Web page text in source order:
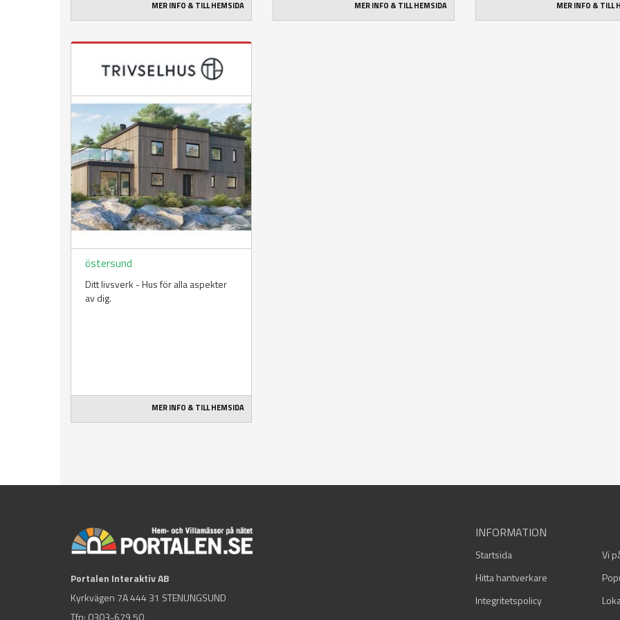
MER INFO & TILL HEMSIDA MER INFO & TILL HEMSIDA MER INFO & TILL
östersund
Ditt livsverk - Hus för alla aspekter
av dig.
MER INFO & TILL HEMSIDA
Portalen Interaktiv AB
Kyrkvägen 7A 444 31 STENUNGSUND
Tfn: 0303-679 50
INFORMATION
Startsida Vi
Hitta hantverkare
Integritetspolicy